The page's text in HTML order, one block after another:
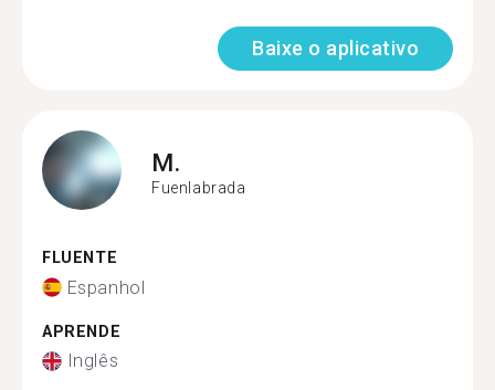
Baixe o aplicativo
M.
Fuenlabrada
FLUENTE
Espanhol
APRENDE
Inglês